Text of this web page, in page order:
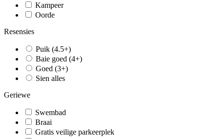
Kampeer
Oorde
Resensies
Puik (4.5+)
Baie goed (4+)
Goed (3+)
Sien alles
Geriewe
Swembad
Braai
Gratis veilige parkeerplek